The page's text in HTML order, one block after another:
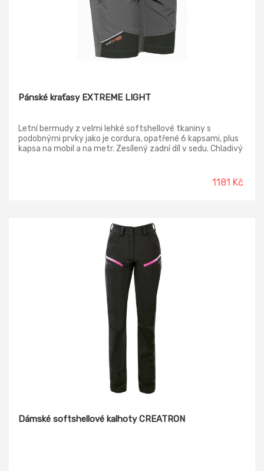
Pánské kraťasy EXTREME LIGHT
Letní bermudy z velmi lehké softshellové tkaniny s
podobnými prvky jako je cordura, opatřené 6 kapsami, plus
kapsa na mobil a na metr. Zesílený zadní díl v sedu. Chladivý
1181 Kč
Dámské softshellové kalhoty CREATRON